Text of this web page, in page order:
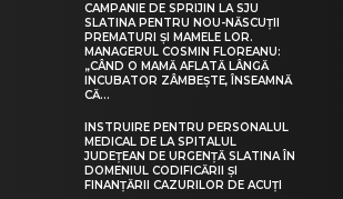
CAMPANIE DE SPRIJIN LA SJU
SLATINA PENTRU NOU-NĂSCUȚII
PREMATURI ȘI MAMELE LOR.
MANAGERUL COSMIN FLOREANU:
„CÂND O MAMĂ AFLATĂ LÂNGĂ
INCUBATOR ZÂMBEȘTE, ÎNSEAMNĂ
CĂ...
INSTRUIRE PENTRU PERSONALUL
MEDICAL DE LA SPITALUL
JUDEȚEAN DE URGENȚĂ SLATINA ÎN
DOMENIUL CODIFICĂRII ȘI
FINANȚĂRII CAZURILOR DE ACUȚI